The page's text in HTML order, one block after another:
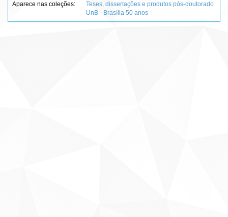
Aparece nas coleções:
Teses, dissertações e produtos pós-doutorado
UnB - Brasília 50 anos